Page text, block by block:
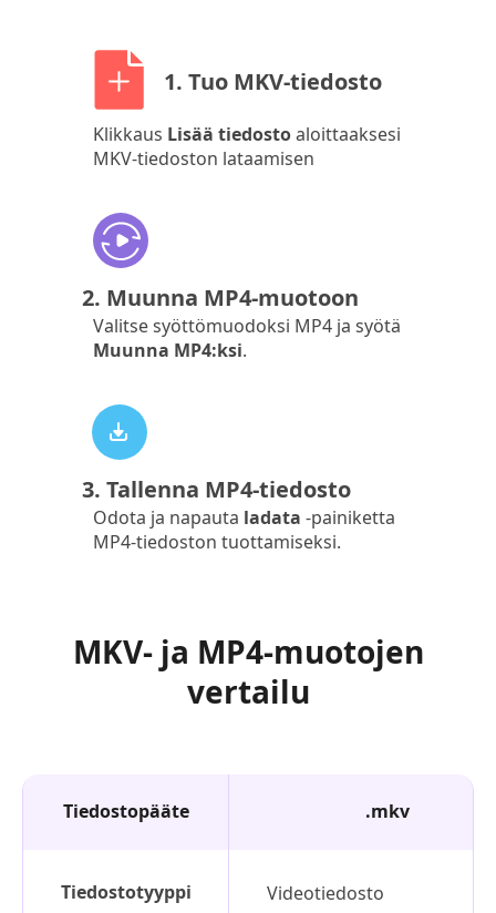
1. Tuo MKV-tiedosto
Klikkaus Lisää tiedostoaloittaaksesi
MKV-tiedoston lataamisen
2. Muunna MP4-muotoon
Valitse syöttömuodoksi MP4 ja syötä
Muunna MP4:ksi.
3. Tallenna MP4-tiedosto
Odota ja napauta ladata -painiketta
MP4-tiedoston tuottamiseksi.
MKV- ja MP4-muotojen
vertailu
Tiedostopääte .mkv
Tiedostotyyppi Videotiedosto